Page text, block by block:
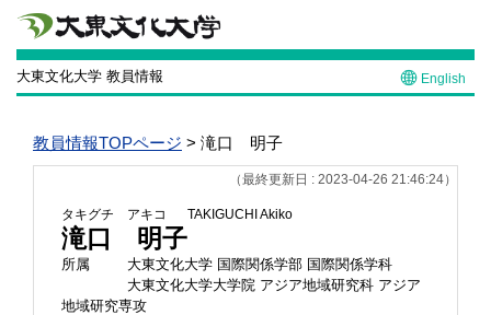
大東文化大学 教員情報 English
教員情報TOPページ > 滝口 明子
（最終更新日 : 2023-04-26 21:46:24）
タキグチ アキコ TAKIGUCHI Akiko
滝口 明子
所属
大東文化大学 国際関係学部 国際関係学科
大東文化大学大学院 アジア地域研究科 アジア
地域研究専攻